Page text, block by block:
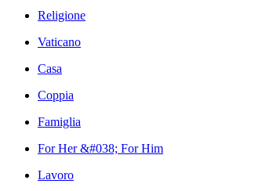
Religione
Vaticano
Casa
Coppia
Famiglia
For Her &#038; For Him
Lavoro